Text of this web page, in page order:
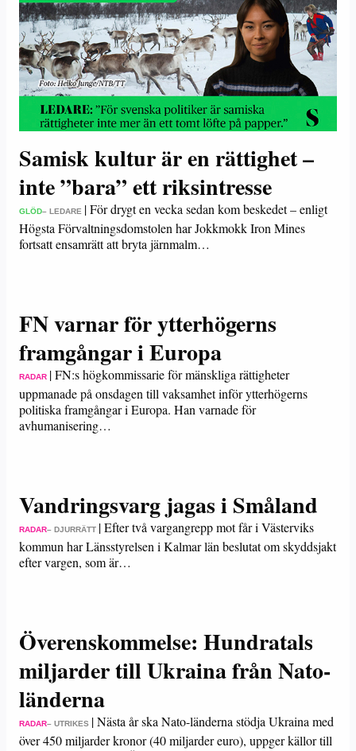
Samisk kultur är en rättighet –
inte ”bara” ett riksintresse
GLÖD– LEDARE |För drygt en vecka sedan kom beskedet – enligt
Högsta Förvaltningsdomstolen har Jokkmokk Iron Mines
fortsatt ensamrätt att bryta järnmalm…
FN varnar för ytterhögerns
framgångar i Europa
RADAR |FN:s högkommissarie för mänskliga rättigheter
uppmanade på onsdagen till vaksamhet inför ytterhögerns
politiska framgångar i Europa. Han varnade för
avhumanisering…
Vandringsvarg jagas i Småland
RADAR– DJURRÄTT |Efter två vargangrepp mot får i Västerviks
kommun har Länsstyrelsen i Kalmar län beslutat om skyddsjakt
efter vargen, som är…
Överenskommelse: Hundratals
miljarder till Ukraina från Nato-
länderna
RADAR– UTRIKES |Nästa år ska Nato-länderna stödja Ukraina med
över 450 miljarder kronor (40 miljarder euro), uppger källor till